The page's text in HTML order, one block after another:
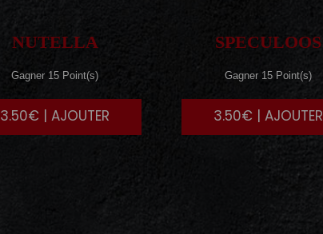
NUTELLA
Gagner 15 Point(s)
3.50€ | AJOUTER
SPECULOOS
Gagner 15 Point(s)
3.50€ | AJOUTER